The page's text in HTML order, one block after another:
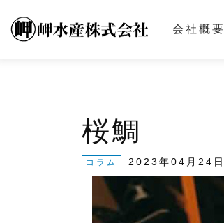
会社概要
桜鯛
コラム 2023年04月24日